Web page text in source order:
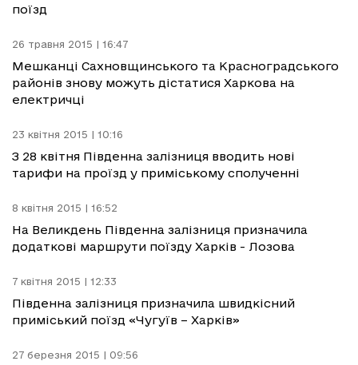
поїзд
26 травня 2015 | 16:47
Мешканці Сахновщинського та Красноградського
районів знову можуть дістатися Харкова на
електричці
23 квітня 2015 | 10:16
З 28 квітня Південна залізниця вводить нові
тарифи на проїзд у приміському сполученні
8 квітня 2015 | 16:52
На Великдень Південна залізниця призначила
додаткові маршрути поїзду Харків - Лозова
7 квітня 2015 | 12:33
Південна залізниця призначила швидкісний
приміський поїзд «Чугуїв – Харків»
27 березня 2015 | 09:56